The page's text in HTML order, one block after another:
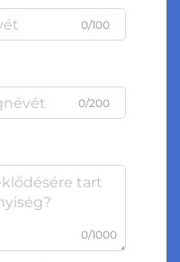
0/100
0/200
0/1000